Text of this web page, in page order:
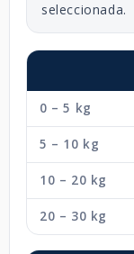
seleccionada.
0 – 5 kg
5 – 10 kg
10 – 20 kg
20 – 30 kg